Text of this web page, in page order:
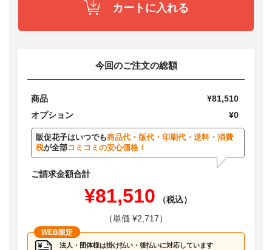
カートに入れる
今回のご注文の総額
商品
¥81,510
オプション
¥0
販促花子はいつでも商品代・版代・印刷代・送料・消費
税が全部コミコミの安心価格！
ご請求金額合計
¥81,510
（税込）
（単価 ¥2,717）
WEB限定
法人・団体様は掛け払い・後払いに対応しています